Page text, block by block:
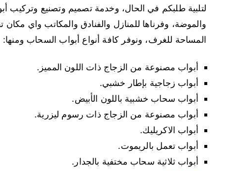
لتلبية طلبكم في الحال، وخدمة تصميم وتصنيع وتركيب
والموضة، وفرناها للمنازل والفنادق والمكاتب واي مكان
المساحة للغرف، ونوفر كافة أنواع أبواب السحاب ومنها:
أبواب مصنوعة من الزجاج ذات اللون المميز.
أبواب زجاجية بإطار خشبي.
أبواب سحاب خشبية باللون الأبيض.
أبواب مصنوعة من الزجاج ذات رسوم ليزرية.
أبواب الاكريليك.
أبواب تعمل بالريموت.
أبواب ثلاثية سحاب مختفية بالجدار.